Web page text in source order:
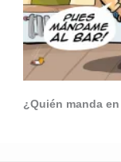
¿Quién manda